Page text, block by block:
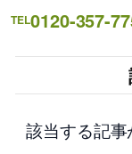
TEL0120-357-
該当する記事